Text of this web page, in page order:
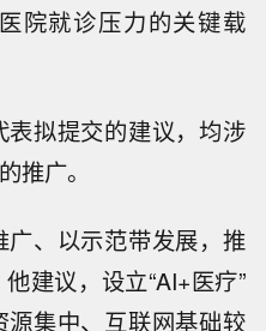
院就诊压力的关键载
表拟提交的建议，均涉
推广。
、以示范带发展，推
建议，设立“AI+医疗”
集中、互联网基础较